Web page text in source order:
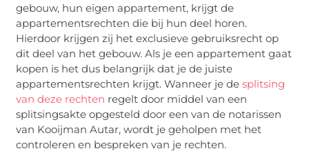
gebouw, hun eigen appartement, krijgt de
appartementsrechten die bij hun deel horen.
Hierdoor krijgen zij het exclusieve gebruiksrecht op
dit deel van het gebouw. Als je een appartement gaat
kopen is het dus belangrijk dat je de juiste
appartementsrechten krijgt. Wanneer je desplitsing
van deze rechten regelt door middel van een
splitsingsakte opgesteld door een van de notarissen
van Kooijman Autar, wordt je geholpen met het
controleren en bespreken van je rechten.